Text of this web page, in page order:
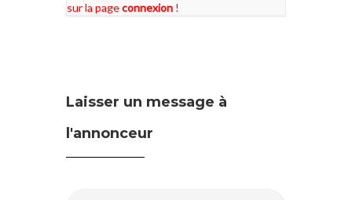
sur la pageconnexion !
Laisser un message à
l'annonceur